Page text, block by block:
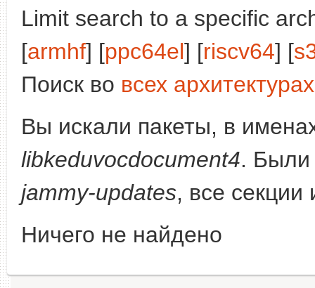
Limit search to a specific
[armhf] [ppc64el] [riscv64] [
Поиск во всех архитектурах
Вы искали пакеты, в
libkeduvocdocument4. Были
jammy-updates, все
Ничего не найдено